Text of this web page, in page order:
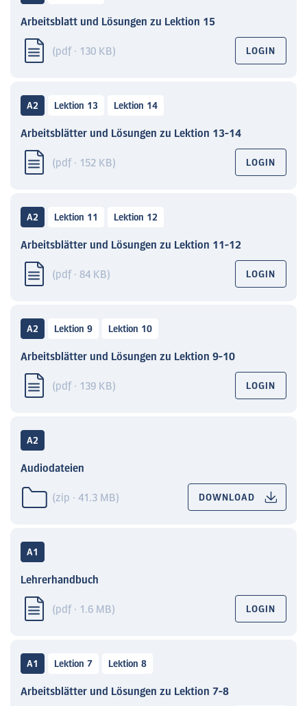
Arbeitsblatt und Lösungen zu Lektion 15
(pdf · 130 KB) LOGIN
A2 Lektion 13 Lektion 14
Arbeitsblätter und Lösungen zu Lektion 13-14
(pdf · 152 KB) LOGIN
A2 Lektion 11 Lektion 12
Arbeitsblätter und Lösungen zu Lektion 11-12
(pdf · 84 KB) LOGIN
A2 Lektion 9 Lektion 10
Arbeitsblätter und Lösungen zu Lektion 9-10
(pdf · 139 KB) LOGIN
A2
Audiodateien
(zip · 41.3 MB) DOWNLOAD
A1
Lehrerhandbuch
(pdf · 1.6 MB) LOGIN
A1 Lektion 7 Lektion 8
Arbeitsblätter und Lösungen zu Lektion 7-8